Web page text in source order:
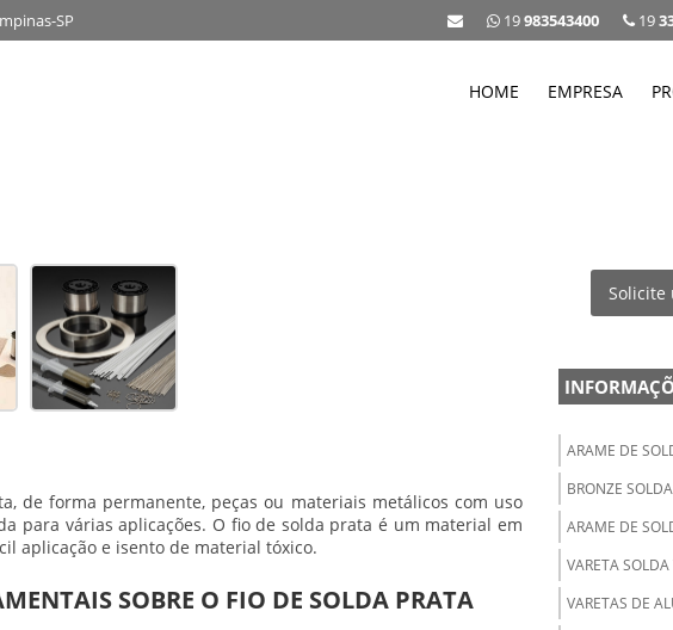
SP 19
19983543400
HOME EMPRESA
de forma permanente, peças ou materiais metálicos com uso
para várias aplicações. O fio de solda prata é um material em
aplicação e isento de material tóxico.
SOBRE O FIO DE SOLDA PRATA
Solicite
ARAME DE
BRONZE
ARAME DE
VARETA
VARETAS DE